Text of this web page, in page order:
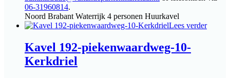
06-31960814.
Noord Brabant Waterrijk 4 personen Huurkavel
Lees verder
Kavel 192-piekenwaardweg-10-
Kerkdriel